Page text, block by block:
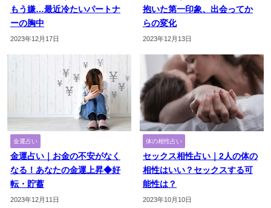
もう嫌…最近冷たいパートナ
ーの胸中
2023年12月17日
抱いた第一印象、出会ってか
らの変化
2023年12月13日
金運占い
金運占い｜お金の不安がなく
なる！あなたの金運上昇◆好
転・貯蓄
2023年12月11日
体の相性占い
セックス相性占い｜2人の体の
相性はいい？セックスする可
能性は？
2023年10月10日